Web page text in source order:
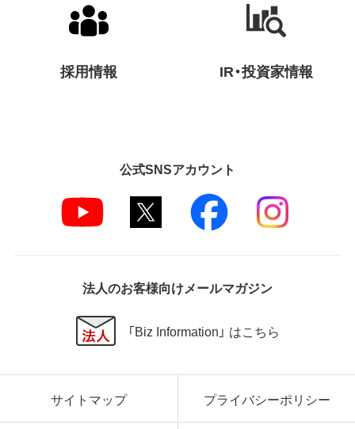
採用情報 IR・投資家情報
公式SNSアカウント
法人のお客様向けメールマガジン
「Biz Information」 はこちら
サイトマップ プライバシーポリシー